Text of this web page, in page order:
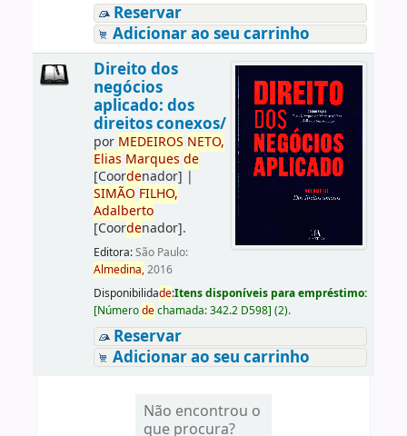
Reservar
Adicionar ao seu carrinho
Direito dos
negócios
aplicado: dos
direitos conexos/
por MEDEIROS NETO,
Elias Marques de
[Coordenador] |
SIMÃO FILHO,
Adalberto
[Coordenador].
Editora:São Paulo:
Almedina,2016
Disponibilidade:Itens disponíveis para empréstimo:
[Númerodechamada:342.2 D598] (2).
Reservar
Adicionar ao seu carrinho
Não encontrou o
que procura?